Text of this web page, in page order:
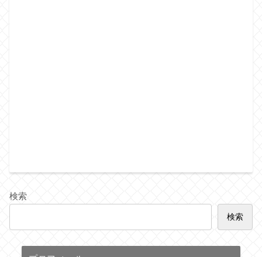
検索
検索